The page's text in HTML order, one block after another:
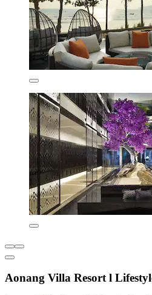
Aonang Villa Resort l